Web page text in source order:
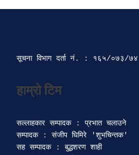
सूचना विभाग दर्ता‍ नं. : १६५/०७३/७४
हाम्रो टिम
सल्लाहकार सम्पादक : प्रभात चलाउने
सम्पादक : संजीप घिमिरे 'शुभचिन्तक'
सह सम्पादक : बुद्धशरण शाही